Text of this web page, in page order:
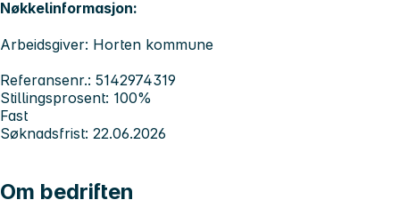
Nøkkelinformasjon:
Arbeidsgiver: Horten kommune
Referansenr.: 5142974319
Stillingsprosent: 100%
Fast
Søknadsfrist: 22.06.2026
Om bedriften